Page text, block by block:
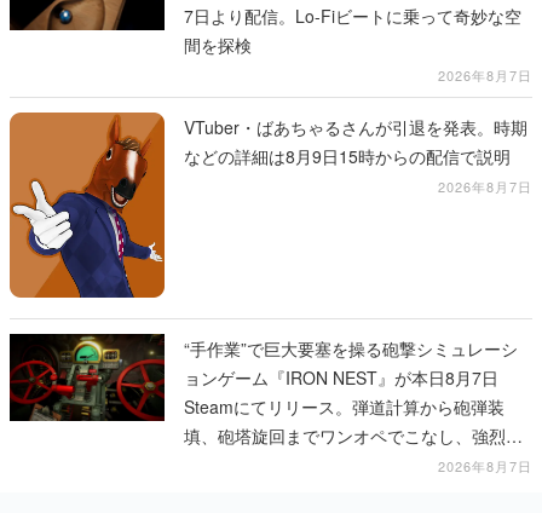
7日より配信。Lo-Fiビートに乗って奇妙な空
間を探検
2026年8月7日
VTuber・ばあちゃるさんが引退を発表。時期
などの詳細は8月9日15時からの配信で説明
2026年8月7日
“手作業”で巨大要塞を操る砲撃シミュレーシ
ョンゲーム『IRON NEST』が本日8月7日
Steamにてリリース。弾道計算から砲弾装
填、砲塔旋回までワンオペでこなし、強烈な
一撃をブチかませるロマンある作品2026年8月7日